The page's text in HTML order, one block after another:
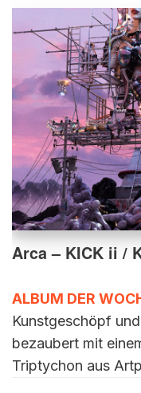
Arca – KICK ii /
ALBUM DER
Kunstgeschöpf
bezaubert mit
Triptychon aus